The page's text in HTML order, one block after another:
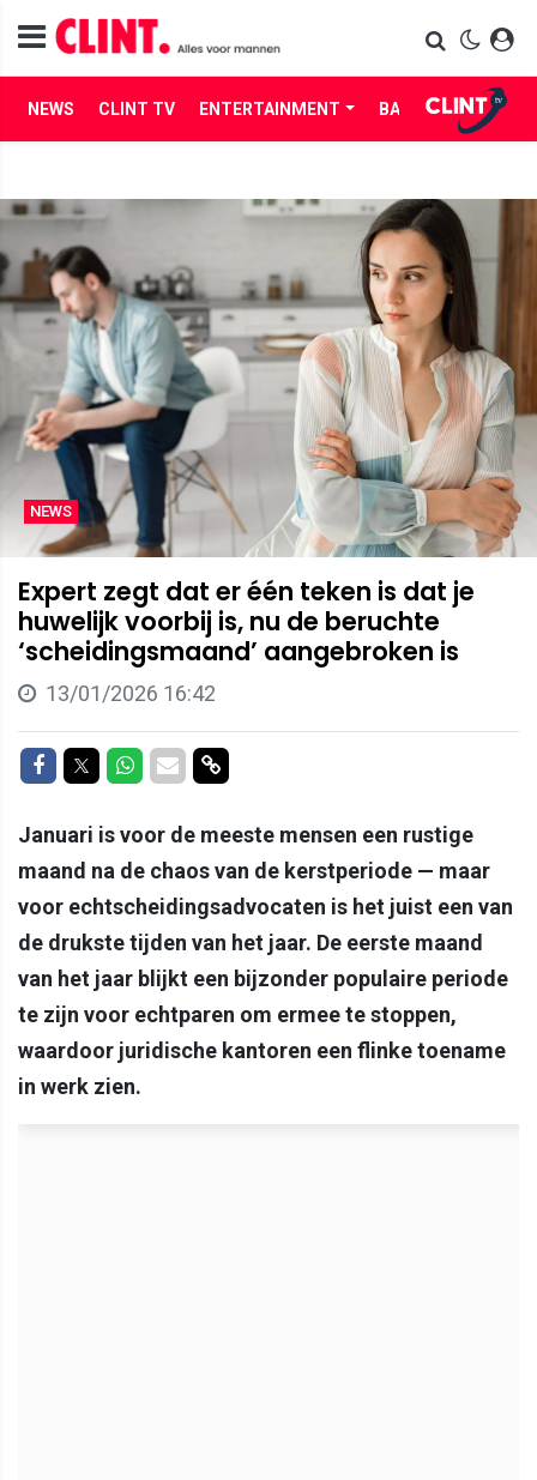
NEWS CLINT TV ENTERTAINMENT BABES LIFE
NEWS
Expert zegt dat er één teken is dat je
huwelijk voorbij is, nu de beruchte
‘scheidingsmaand’ aangebroken is
13/01/2026 16:42
Delen op Facebook
Delen op Twitter
Delen op Whatsapp
Delen via Mail
Delen via link
Januari is voor de meeste mensen een rustige
maand na de chaos van de kerstperiode — maar
voor echtscheidingsadvocaten is het juist een van
de drukste tijden van het jaar. De eerste maand
van het jaar blijkt een bijzonder populaire periode
te zijn voor echtparen om ermee te stoppen,
waardoor juridische kantoren een flinke toename
in werk zien.